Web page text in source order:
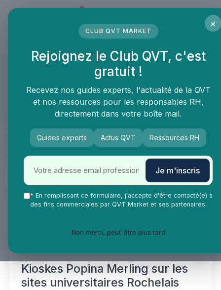
Groupe Merling torréfacteur
Popina Merling
Compte approuvé
Produits & services
Actualités
FAQ
Kioskes Popina Merling sur les
sites universitaires Rochelais
×
CLUB QVT MARKET
Rejoignez le Club QVT, c'est
gratuit !
Recevez nos guides experts, l'actualité de la QVT
et nos ressources pour les responsables RH,
directement dans votre boîte mail.
Guides experts Actus QVT Ressources RH
Je m'inscris
* En remplissant ce formulaire, j'accepte d'être contacté(e) à
des fins commerciales par QVT Market et ses partenaires.
Non merci, peut-être plus tard
Panneau de gestion des cookies